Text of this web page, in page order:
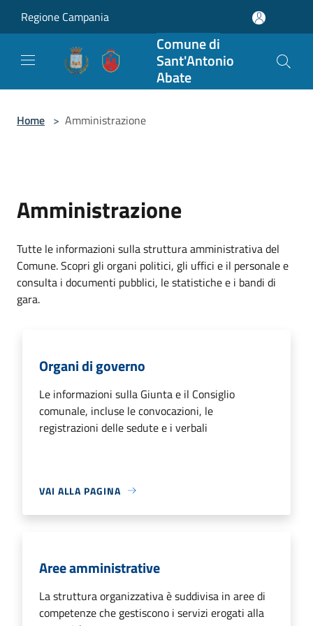
Regione Campania
Comune di
Sant'Antonio
Abate
Home > Amministrazione
Amministrazione
Tutte le informazioni sulla struttura amministrativa del
Comune. Scopri gli organi politici, gli uffici e il personale e
consulta i documenti pubblici, le statistiche e i bandi di
gara.
Organi di governo
Le informazioni sulla Giunta e il Consiglio
comunale, incluse le convocazioni, le
registrazioni delle sedute e i verbali
VAI ALLA PAGINA
Aree amministrative
La struttura organizzativa è suddivisa in aree di
competenze che gestiscono i servizi erogati alla